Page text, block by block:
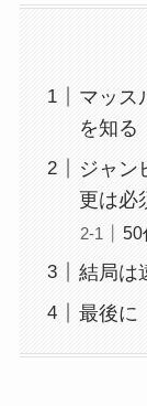
マッス
を知る
ジャン
更は必
50
結局は
最後に